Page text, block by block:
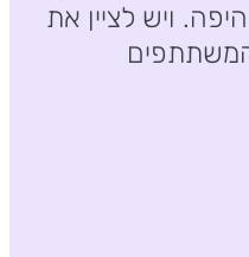
ויש לציין את